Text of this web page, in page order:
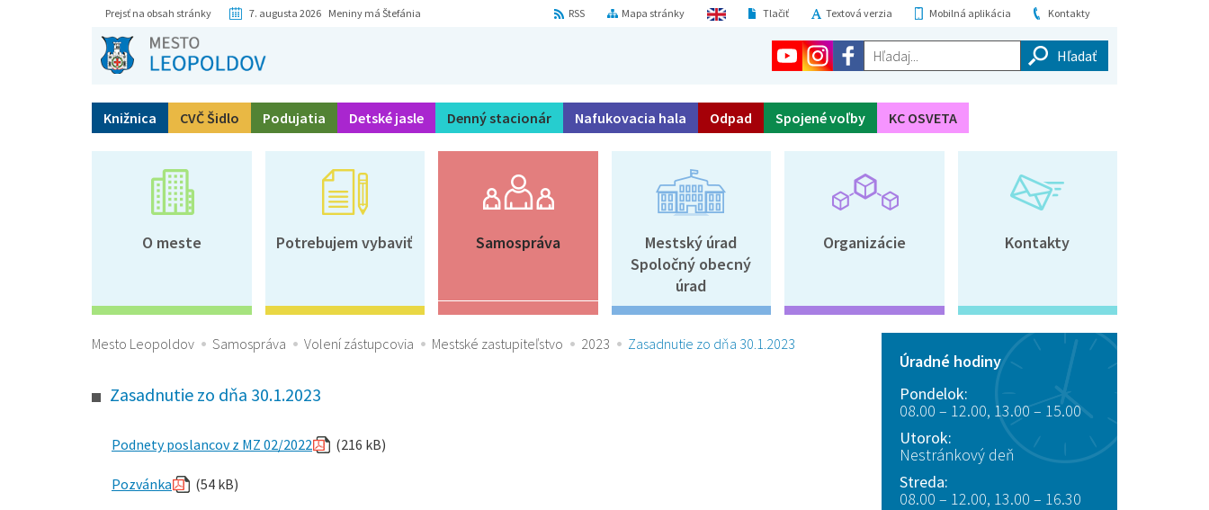
Prejsť na obsah stránky 7. augusta 2026 Meniny má Štefánia Kontakty
Mobilná aplikácia
Textová verzia
Tlačiť
Mapa stránky
RSS
Hľadaj...
Knižnica CVČ Šidlo Podujatia Detské jasle Denný stacionár Nafukovacia hala Odpad Spojené voľby KC OSVETA
O meste Potrebujem vybaviť Samospráva
Mestský úrad
Spoločný obecný
úrad
Organizácie Kontakty
Mesto Leopoldov Samospráva Volení zástupcovia Mestské zastupiteľstvo 2023 Zasadnutie zo dňa 30.1.2023
Zasadnutie zo dňa 30.1.2023
Podnety poslancov z MZ 02/2022 (216 kB)
Pozvánka (54 kB)
Úradné hodiny
Pondelok:
08.00 – 12.00, 13.00 – 15.00
Utorok:
Nestránkový deň
Streda:
08.00 – 12.00, 13.00 – 16.30